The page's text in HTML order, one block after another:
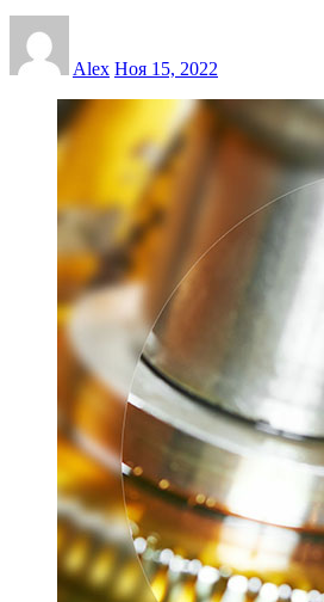
Alex Ноя 15, 2022